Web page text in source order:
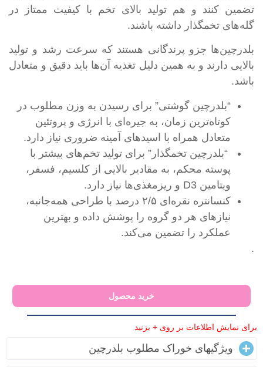
تضمین کنند و هم تولید بالای تخم با کیفیت ممتاز در
گله‌های تخمگذار داشته باشند.
بلدرچین‌ها جزو پرندگانی هستند که سرعت رشد و تولید
بالایی دارند و به همین دلیل تغذیه آن‌ها باید دقیق و متعادل
باشد.
“بلدرچین گوشتی” برای رسیدن به وزن مطلوب در
کوتاه‌ترین زمان، به جیره‌ای با انرژی و پروتئین
متعادل همراه با اسیدهای آمینه ضروری نیاز دارد.
“بلدرچین تخمگذار” برای تولید تخم‌های بیشتر با
پوسته محکم، به مقادیر بالایی از کلسیم، فسفر،
ویتامین D3 و ریزمغذی‌ها نیاز دارد.
کنسانتره نقره‌ای ۲/۵ درصد با طراحی همه‌جانبه،
نیازهای هر دو گروه را پوشش داده و بهترین
عملکرد را تضمین می‌کند.
.
خرید محصول
برای نمایش اطلاعات بر روی + بزنید
ویژگیهای خوراک مطلوب بلدرچین